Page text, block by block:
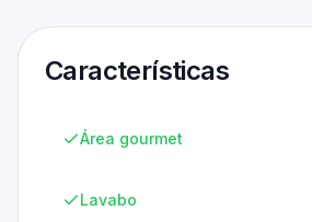
Características
Área gourmet
Lavabo